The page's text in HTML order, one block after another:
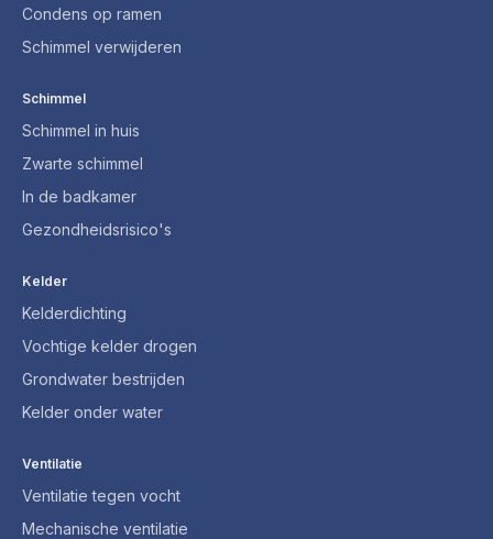
Condens op ramen
Schimmel verwijderen
Schimmel
Schimmel in huis
Zwarte schimmel
In de badkamer
Gezondheidsrisico's
Kelder
Kelderdichting
Vochtige kelder drogen
Grondwater bestrijden
Kelder onder water
Ventilatie
Ventilatie tegen vocht
Mechanische ventilatie